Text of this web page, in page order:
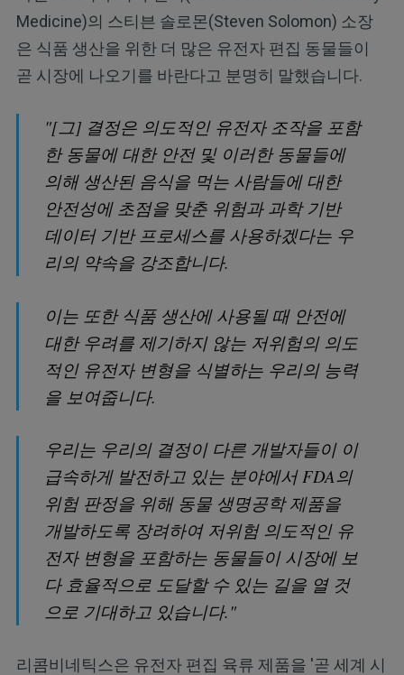
Medicine)의 스티븐 솔로몬(Steven Solomon) 소장
은 식품 생산을 위한 더 많은 유전자 편집 동물들이
곧 시장에 나오기를 바란다고 분명히 말했습니다.
"[그] 결정은 의도적인 유전자 조작을 포함
한 동물에 대한 안전 및 이러한 동물들에
의해 생산된 음식을 먹는 사람들에 대한
안전성에 초점을 맞춘 위험과 과학 기반
데이터 기반 프로세스를 사용하겠다는 우
리의 약속을 강조합니다.
이는 또한 식품 생산에 사용될 때 안전에
대한 우려를 제기하지 않는 저위험의 의도
적인 유전자 변형을 식별하는 우리의 능력
을 보여줍니다.
우리는 우리의 결정이 다른 개발자들이 이
급속하게 발전하고 있는 분야에서 FDA의
위험 판정을 위해 동물 생명공학 제품을
개발하도록 장려하여 저위험 의도적인 유
전자 변형을 포함하는 동물들이 시장에 보
다 효율적으로 도달할 수 있는 길을 열 것
으로 기대하고 있습니다."
리콤비네틱스은 유전자 편집 육류 제품을 '곧 세계 시